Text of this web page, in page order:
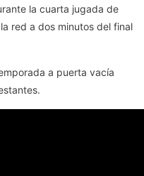
la cuarta jugada de
red a dos minutos del final
a puerta vacía